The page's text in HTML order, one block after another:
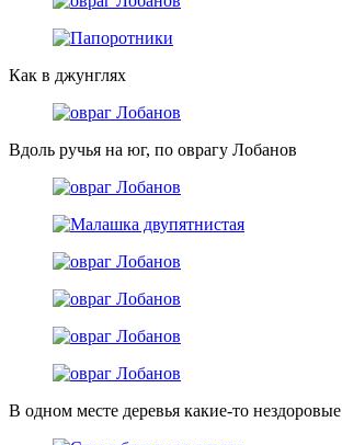
Как в джунглях
Вдоль ручья на юг, по оврагу Лобанов
В одном месте деревья какие-то нездоровые